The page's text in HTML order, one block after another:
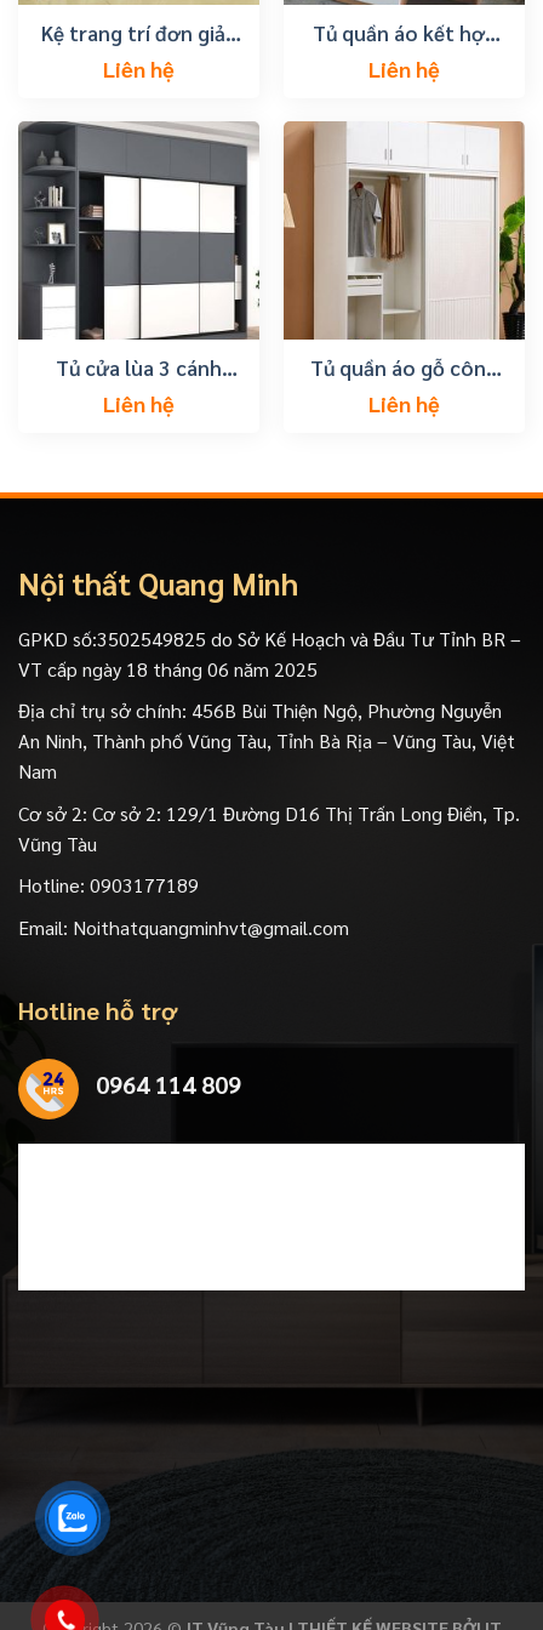
Kệ trang trí đơn giản
mà đẹp
Liên hệ
Tủ quần áo kết hợp
trang điểm thành
phố vũng tàu
Liên hệ
Tủ cửa lùa 3 cánh
đợt góc
Liên hệ
Tủ quần áo gỗ công
nghiệp đẹp hiện đại
Liên hệ
Nội thất Quang Minh
GPKD số:3502549825 do Sở Kế Hoạch và Đầu Tư Tỉnh BR –
VT cấp ngày 18 tháng 06 năm 2025
Địa chỉ trụ sở chính: 456B Bùi Thiện Ngộ, Phường Nguyễn
An Ninh, Thành phố Vũng Tàu, Tỉnh Bà Rịa – Vũng Tàu, Việt
Nam
Cơ sở 2: Cơ sở 2: 129/1 Đường D16 Thị Trấn Long Điền, Tp.
Vũng Tàu
Hotline: 0903177189
Email: Noithatquangminhvt@gmail.com
Hotline hỗ trợ
0964 114 809